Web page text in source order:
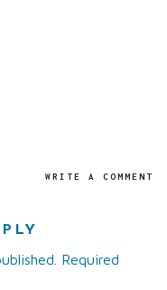
WRITE A COMMENT
Required